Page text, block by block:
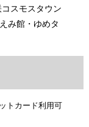
スモスタウン
み館・ゆめタ
トカード利用可